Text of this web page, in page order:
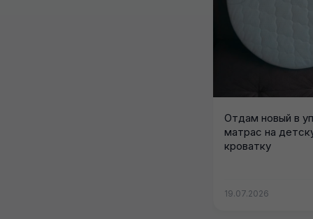
Отдам новый в
матрас на
кроватку
19.07.2026